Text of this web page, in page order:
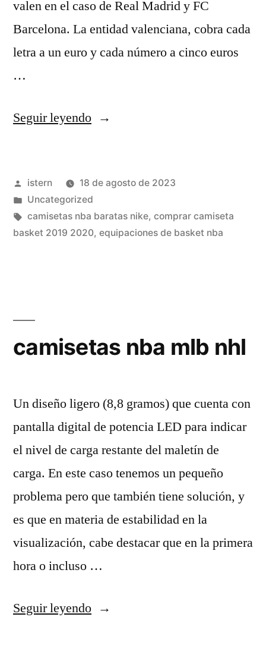
valen en el caso de Real Madrid y FC
Barcelona. La entidad valenciana, cobra cada
letra a un euro y cada número a cinco euros
…
Seguir leyendo«camisetas
dorsal»
Publicado
por
istern
18 de agosto de 2023
Publicado
en
Uncategorized
Etiquetas:
camisetas nba baratas nike, comprar camiseta
basket 2019 2020, equipaciones de basket nba
camisetas nba mlb nhl
Un diseño ligero (8,8 gramos) que cuenta con
pantalla digital de potencia LED para indicar
el nivel de carga restante del maletín de
carga. En este caso tenemos un pequeño
problema pero que también tiene solución, y
es que en materia de estabilidad en la
visualización, cabe destacar que en la primera
hora o incluso …
Seguir leyendo«camisetas